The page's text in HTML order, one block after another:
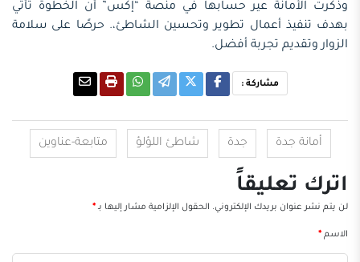
وذكرت الأمانة عير حسابها في منصة “إكس” أن الخطوة تأتي
بهدف تنفيذ أعمال تطوير وتحسين الشاطئ،. حرصًا على سلامة
الزوار وتقديم تجربة أفضل.
مشاركة :
أمانة جدة جدة شاطئ اللؤلؤ متابعة-عناوين
اترك تعليقاً
لن يتم نشر عنوان بريدك الإلكتروني. الحقول الإلزامية مشار إليها بـ*
الاسم*